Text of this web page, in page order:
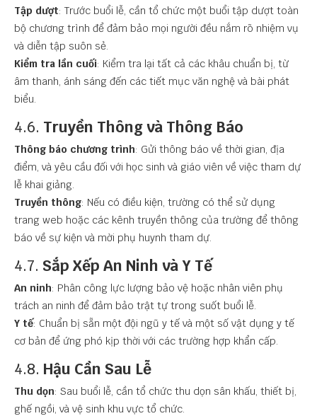
Tập dượt: Trước buổi lễ, cần tổ chức một buổi tập dượt toàn
bộ chương trình để đảm bảo mọi người đều nắm rõ nhiệm vụ
và diễn tập suôn sẻ.
Kiểm tra lần cuối: Kiểm tra lại tất cả các khâu chuẩn bị, từ
âm thanh, ánh sáng đến các tiết mục văn nghệ và bài phát
biểu.
4.6. Truyền Thông và Thông Báo
Thông báo chương trình: Gửi thông báo về thời gian, địa
điểm, và yêu cầu đối với học sinh và giáo viên về việc tham dự
lễ khai giảng.
Truyền thông: Nếu có điều kiện, trường có thể sử dụng
trang web hoặc các kênh truyền thông của trường để thông
báo về sự kiện và mời phụ huynh tham dự.
4.7. Sắp Xếp An Ninh và Y Tế
An ninh: Phân công lực lượng bảo vệ hoặc nhân viên phụ
trách an ninh để đảm bảo trật tự trong suốt buổi lễ.
Y tế: Chuẩn bị sẵn một đội ngũ y tế và một số vật dụng y tế
cơ bản để ứng phó kịp thời với các trường hợp khẩn cấp.
4.8. Hậu Cần Sau Lễ
Thu dọn: Sau buổi lễ, cần tổ chức thu dọn sân khấu, thiết bị,
ghế ngồi, và vệ sinh khu vực tổ chức.